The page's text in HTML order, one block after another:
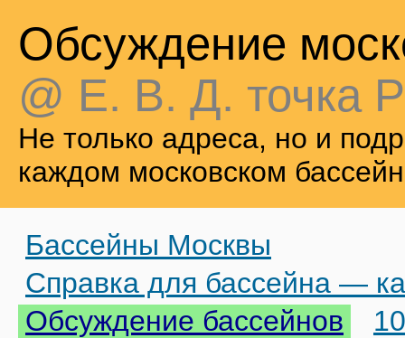
Обсуждение
@ Е. В. Д. точка
Не только адреса, но и
каждом московском
Бассейны Москвы
Справка для бассейна —
Обсуждение бассейнов